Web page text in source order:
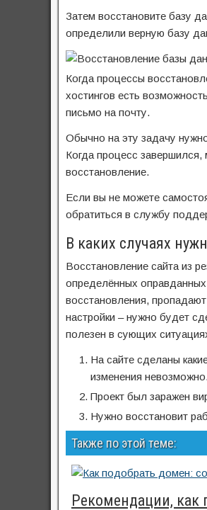
Затем восстановите базу
определили верную базу
Когда процессы
хостингов есть
письмо на почту.
Обычно на эту задачу
Когда процесс завершился,
восстановление.
Если вы не можете
обратиться в службу
В каких случаях
Восстановление сайта из
определённых
восстановления,
настройки – нужно будет
полезен в сующих
На сайте сделаны
изменения невозможно.
Проект был заражен
Нужно восстановит
Также по этой теме:
Рекомендации, как